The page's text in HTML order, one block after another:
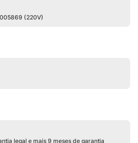
(220V)
legal e mais 9 meses de garantia